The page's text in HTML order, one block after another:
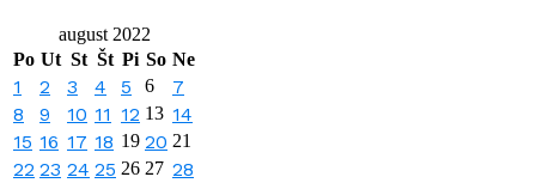
august 2022
Po Ut St Št Pi So Ne
1 2 3 4 5 6
7
8
9 10 11 12 13 14
15 16 17 18 19 20 21
22 23 24 25 26 27 28